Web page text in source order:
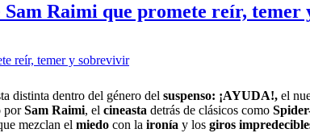
Raimi que promete reír, temer
distinta dentro del género del suspenso: ¡AYUDA!, el
porSam Raimi, el cineasta detrás de clásicos como
mezclan el miedo con la ironía y los giros